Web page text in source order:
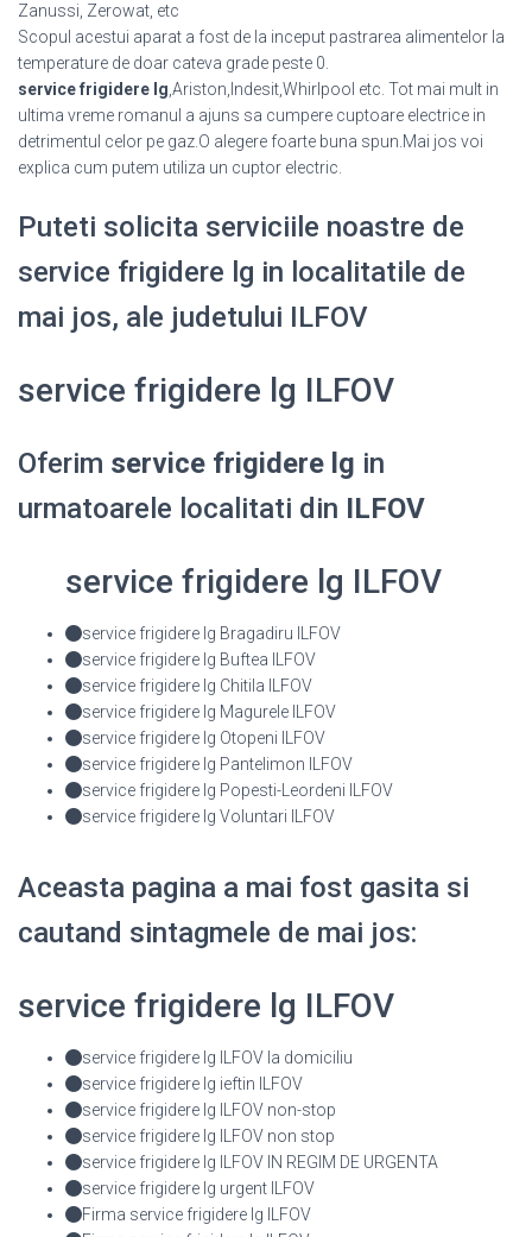
Zanussi, Zerowat, etc
Scopul acestui aparat a fost de la inceput pastrarea alimentelor la
temperature de doar cateva grade peste 0.
service frigidere lg ,Ariston,Indesit,Whirlpool etc. Tot mai mult in
ultima vreme romanul a ajuns sa cumpere cuptoare electrice in
detrimentul celor pe gaz.O alegere foarte buna spun.Mai jos voi
explica cum putem utiliza un cuptor electric.
Puteti solicita serviciile noastre de
service frigidere lg in localitatile de
mai jos, ale judetului ILFOV
service frigidere lg ILFOV
Oferim service frigidere lg in
urmatoarele localitati din ILFOV
service frigidere lg ILFOV
service frigidere lg Bragadiru ILFOV
service frigidere lg Buftea ILFOV
service frigidere lg Chitila ILFOV
service frigidere lg Magurele ILFOV
service frigidere lg Otopeni ILFOV
service frigidere lg Pantelimon ILFOV
service frigidere lg Popesti-Leordeni ILFOV
service frigidere lg Voluntari ILFOV
Aceasta pagina a mai fost gasita si
cautand sintagmele de mai jos:
service frigidere lg ILFOV
service frigidere lg ILFOV la domiciliu
service frigidere lg ieftin ILFOV
service frigidere lg ILFOV non-stop
service frigidere lg ILFOV non stop
service frigidere lg ILFOV IN REGIM DE URGENTA
service frigidere lg urgent ILFOV
Firma service frigidere lg ILFOV